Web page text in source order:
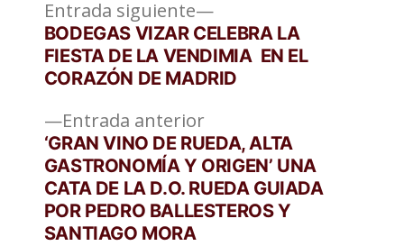
Navegación
de
entradas
Entrada anteriorEntrada
anterior:
‘GRAN VINO DE RUEDA, ALTA
GASTRONOMÍA Y ORIGEN’ UNA
CATA DE LA D.O. RUEDA GUIADA
POR PEDRO BALLESTEROS Y
SANTIAGO MORA
Entrada siguiente
Entrada
siguiente:
BODEGAS VIZAR CELEBRA LA
FIESTA DE LA VENDIMIA EN EL
CORAZÓN DE MADRID